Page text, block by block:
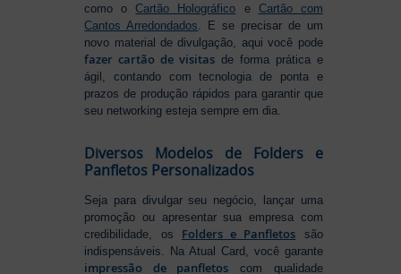
como oCartão Holográfico e Cartão com
Cantos Arredondados . E se precisar de um
novo material de divulgação, aqui você pode
fazer cartão de visitas de forma prática e
ágil, contando com tecnologia de ponta e
prazos de produção rápidos para garantir que
seu networking esteja sempre em dia.
Diversos Modelos de Folders e
Panfletos Personalizados
Seja para divulgar seu negócio, lançar uma
promoção ou apresentar sua empresa com
credibilidade, os Folders e Panfletos são
indispensáveis. Na Atual Card, você garante
impressão de panfletos com qualidade